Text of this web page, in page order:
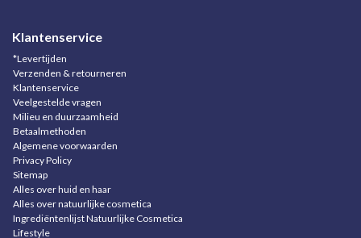
Klantenservice
*Levertijden
Verzenden & retourneren
Klantenservice
Veelgestelde vragen
Milieu en duurzaamheid
Betaalmethoden
Algemene voorwaarden
Privacy Policy
Sitemap
Alles over huid en haar
Alles over natuurlijke cosmetica
Ingrediëntenlijst Natuurlijke Cosmetica
Lifestyle